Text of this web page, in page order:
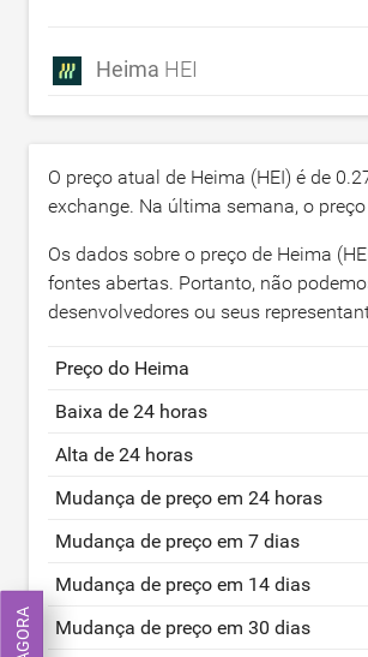
Heima HEI
O preço atual de Heima (HEI) é de
exchange. Na última semana, o
Os dados sobre o preço de Heima
fontes abertas. Portanto, não
desenvolvedores ou seus
Preço do Heima
Baixa de 24 horas
Alta de 24 horas
Mudança de preço em 24 horas
Mudança de preço em 7 dias
Mudança de preço em 14 dias
Mudança de preço em 30 dias